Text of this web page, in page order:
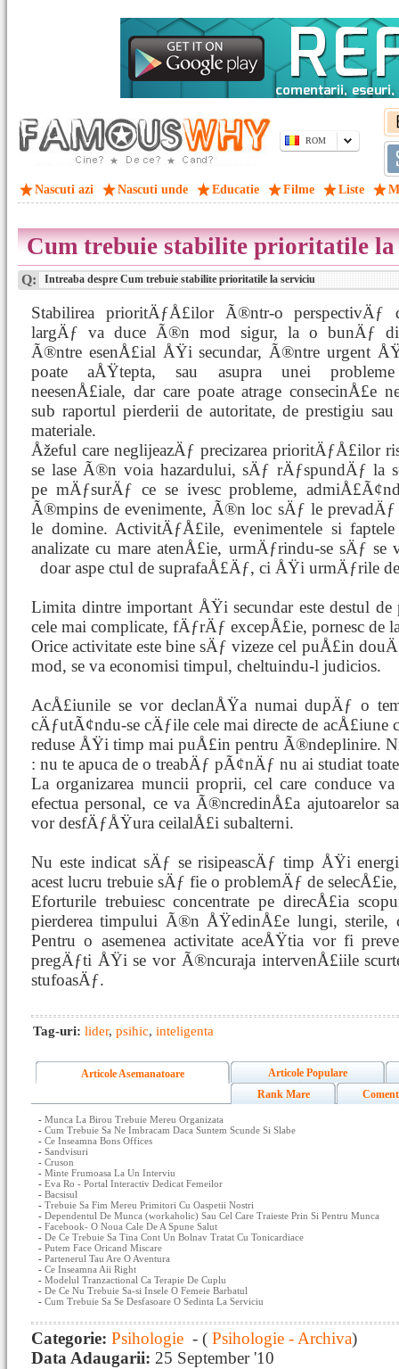
ROM
Nascuti azi Nascuti unde Educatie Filme Liste
Cum trebuie stabilite prioritatile la
Q: Intreaba despre Cum trebuie stabilite prioritatile la serviciu
Stabilirea prioritÄƒÅ£ilor Ã®ntr-o perspectivÄƒ
largÄƒ va duce Ã®n mod sigur, la o bunÄƒ
Ã®ntre esenÅ£ial ÅŸi secundar, Ã®ntre urgent
poate aÅŸtepta, sau asupra unei probleme
neesenÅ£iale, dar care poate atrage consecinÅ£e
sub raportul pierderii de autoritate, de prestigiu
materiale.
Åžeful care neglijeazÄƒ precizarea prioritÄƒÅ£ilor
se lase Ã®n voia hazardului, sÄƒ rÄƒspundÄƒ la
pe mÄƒsurÄƒ ce se ivesc probleme,
Ã®mpins de evenimente, Ã®n loc sÄƒ le
le domine. ActivitÄƒÅ£ile, evenimentele si faptele
analizate cu mare atenÅ£ie, urmÄƒrindu-se sÄƒ se
doar aspe ctul de suprafaÅ£Äƒ, ci ÅŸi urmÄƒrile
Limita dintre important ÅŸi secundar este destul
cele mai complicate, fÄƒrÄƒ excepÅ£ie, pornesc de
Orice activitate este bine sÄƒ vizeze cel puÅ£in
mod, se va economisi timpul, cheltuindu-l judicios.
AcÅ£iunile se vor declanÅŸa numai dupÄƒ o
cÄƒutÃ¢ndu-se cÄƒile cele mai directe de acÅ£iune
reduse ÅŸi timp mai puÅ£in pentru Ã®ndeplinire.
: nu te apuca de o treabÄƒ pÃ¢nÄƒ nu ai studiat
La organizarea muncii proprii, cel care conduce
efectua personal, ce va Ã®ncredinÅ£a ajutoarelor
vor desfÄƒÅŸura ceilalÅ£i subalterni.
Nu este indicat sÄƒ se risipeascÄƒ timp ÅŸi
acest lucru trebuie sÄƒ fie o problemÄƒ de
Eforturile trebuiesc concentrate pe direcÅ£ia
pierderea timpului Ã®n ÅŸedinÅ£e lungi, sterile,
Pentru o asemenea activitate aceÅŸtia vor fi
pregÄƒti ÅŸi se vor Ã®ncuraja intervenÅ£iile
stufoasÄƒ.
Tag-uri: lider, psihic, inteligenta
Articole Asemanatoare
Articole Populare
Rank Mare
- Munca La Birou Trebuie Mereu Organizata
- Cum Trebuie Sa Ne Imbracam Daca Suntem Scunde Si Slabe
- Ce Inseamna Bons Offices
- Sandvisuri
- Cruson
- Minte Frumoasa La Un Interviu
- Eva Ro - Portal Interactiv Dedicat Femeilor
- Bacsisul
- Trebuie Sa Fim Mereu Primitori Cu Oaspetii Nostri
- Dependentul De Munca (workaholic) Sau Cel Care Traieste Prin Si Pentru Munca
- Facebook- O Noua Cale De A Spune Salut
- De Ce Trebuie Sa Tina Cont Un Bolnav Tratat Cu Tonicardiace
- Putem Face Oricand Miscare
- Partenerul Tau Are O Aventura
- Ce Inseamna Aii Right
- Modelul Tranzactional Ca Terapie De Cuplu
- De Ce Nu Trebuie Sa-si Insele O Femeie Barbatul
- Cum Trebuie Sa Se Desfasoare O Sedinta La Serviciu
Categorie: Psihologie - ( Psihologie - Archiva)
Data Adaugarii: 25 September '10